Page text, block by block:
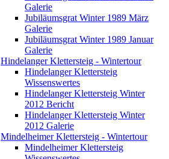
Galerie
Jubiläumsgrat Winter 1989 März
Galerie
Jubiläumsgrat Winter 1989 Januar
Galerie
Hindelanger Klettersteig - Wintertour
Hindelanger Klettersteig
Wissenswertes
Hindelanger Klettersteig Winter
2012 Bericht
Hindelanger Klettersteig Winter
2012 Galerie
Mindelheimer Klettersteig - Wintertour
Mindelheimer Klettersteig